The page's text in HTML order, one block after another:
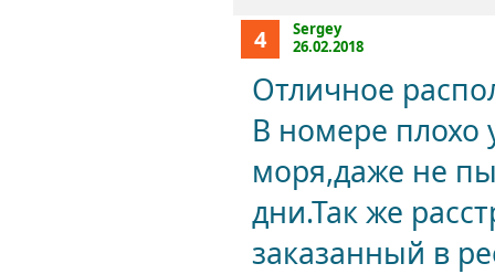
4
Sergey
26.02.2018
Отличное
В номере плохо
моря,даже не
дни.Так же
заказанный в